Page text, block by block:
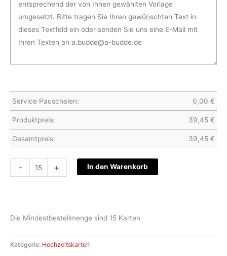
Service Pauschalen: 0,00 €
Produktpreis: 39,45 €
Gesamtpreis: 39,45 €
-
Hochzeitskarte
S27-
+ In den Warenkorb
Die Mindestbestellmenge sind 15 Karten
Kategorie: Hochzeitskarten